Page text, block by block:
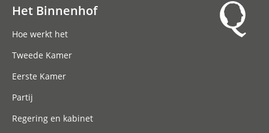
Het Binnenhof
Hoe werkt het
Tweede Kamer
Eerste Kamer
Partij
Regering en kabinet